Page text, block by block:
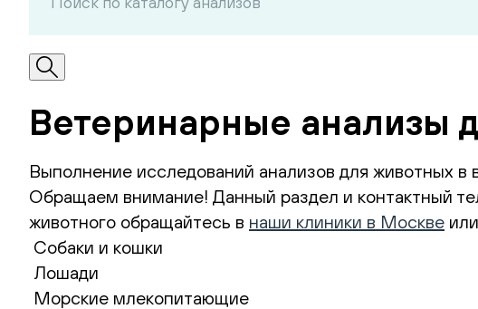
Ветеринарные анализы
Выполнение исследований анализов для животных в
Обращаем внимание! Данный раздел и контактный
животного обращайтесь в наши клиники в Москве или
Собаки и кошки
Лошади
Морские млекопитающие